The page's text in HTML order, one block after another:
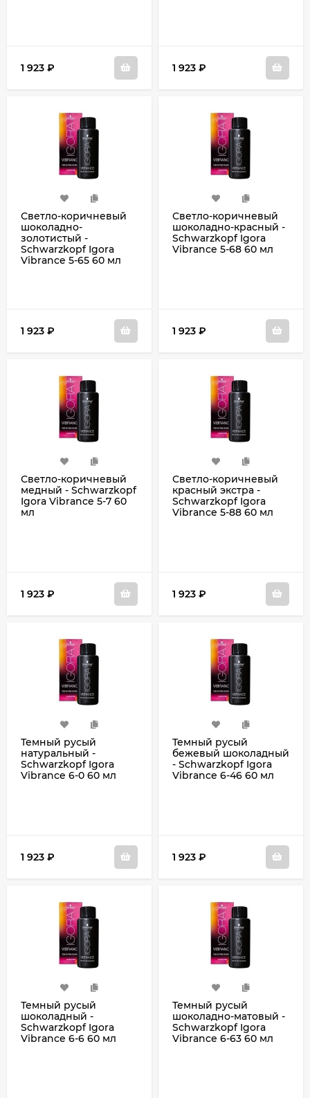
1 923 ₽ 1 923 ₽
Светло-коричневый
шоколадно-
золотистый -
Schwarzkopf Igora
Vibrance 5-65 60 мл
1 923 ₽
Светло-коричневый
шоколадно-красный -
Schwarzkopf Igora
Vibrance 5-68 60 мл
1 923 ₽
Светло-коричневый
медный - Schwarzkopf
Igora Vibrance 5-7 60
мл
1 923 ₽
Светло-коричневый
красный экстра -
Schwarzkopf Igora
Vibrance 5-88 60 мл
1 923 ₽
Темный русый
натуральный -
Schwarzkopf Igora
Vibrance 6-0 60 мл
1 923 ₽
Темный русый
бежевый шоколадный
- Schwarzkopf Igora
Vibrance 6-46 60 мл
1 923 ₽
Темный русый
шоколадный -
Schwarzkopf Igora
Vibrance 6-6 60 мл
Темный русый
шоколадно-матовый -
Schwarzkopf Igora
Vibrance 6-63 60 мл